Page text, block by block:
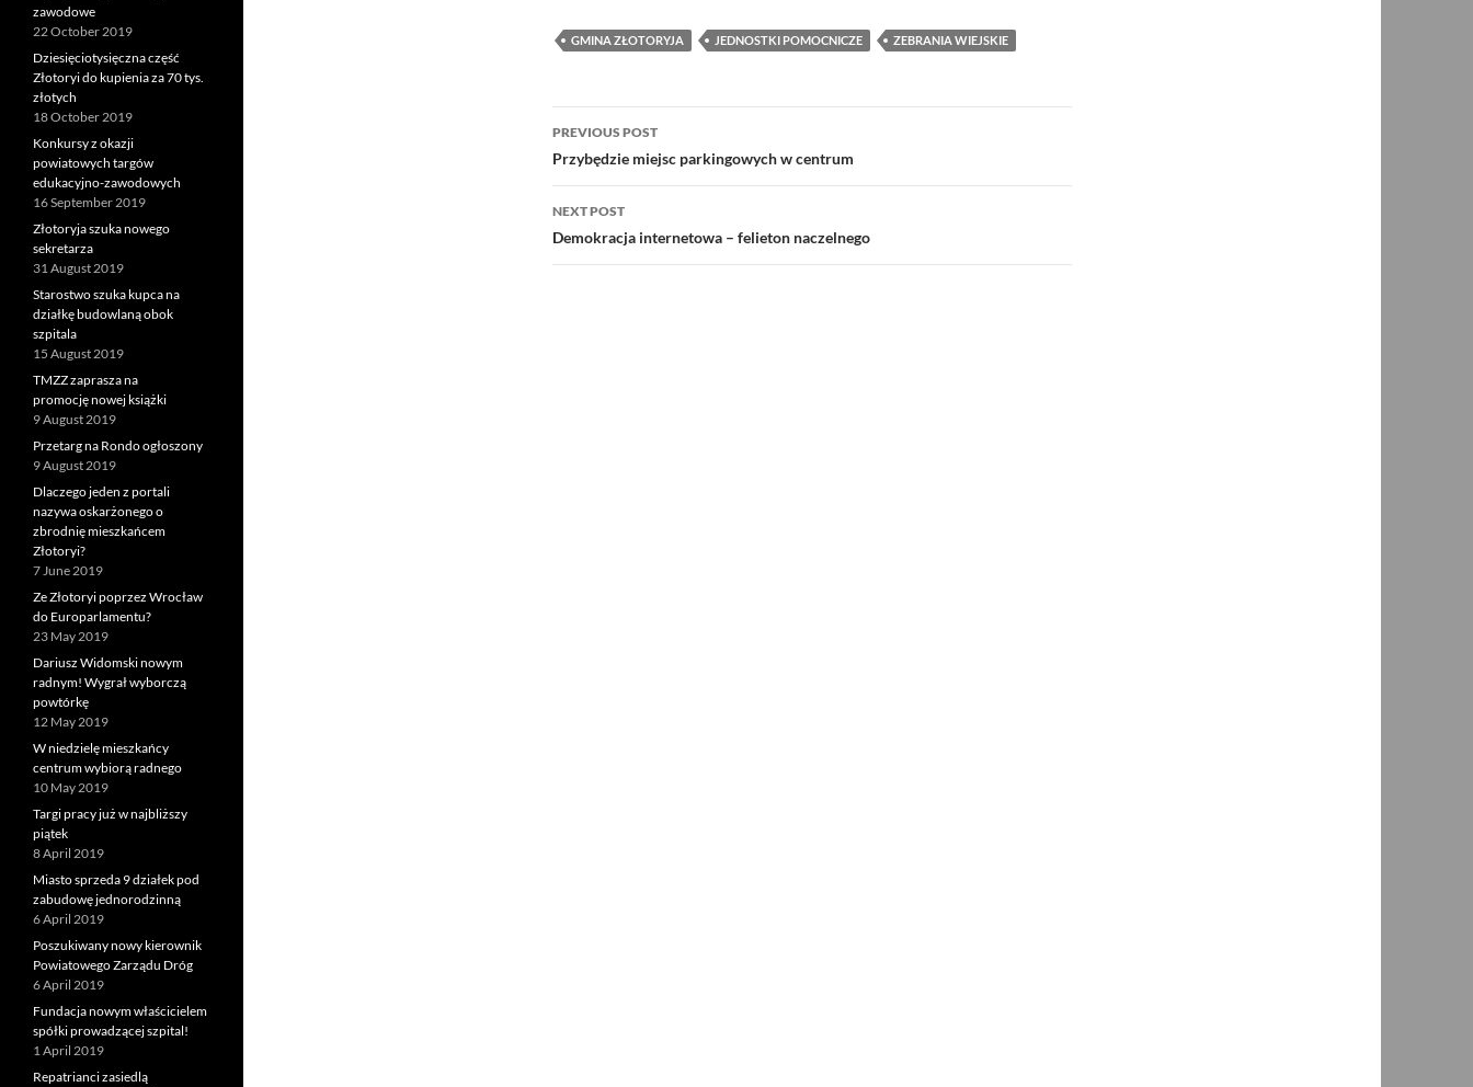
GMINA ZŁOTORYJA JEDNOSTKI POMOCNICZE ZEBRANIA WIEJSKIE
Post
navigation
PREVIOUS POST
Przybędzie miejsc parkingowych w centrum
NEXT POST
Demokracja internetowa – felieton naczelnego
zawodowe
22 October 2019
Dziesięciotysięczna część
Złotoryi do kupienia za 70 tys.
złotych
18 October 2019
Konkursy z okazji
powiatowych targów
edukacyjno-zawodowych
16 September 2019
Złotoryja szuka nowego
sekretarza
31 August 2019
Starostwo szuka kupca na
działkę budowlaną obok
szpitala
15 August 2019
TMZZ zaprasza na
promocję nowej książki
9 August 2019
Przetarg na Rondo ogłoszony
9 August 2019
Dlaczego jeden z portali
nazywa oskarżonego o
zbrodnię mieszkańcem
Złotoryi?
7 June 2019
Ze Złotoryi poprzez Wrocław
do Europarlamentu?
23 May 2019
Dariusz Widomski nowym
radnym! Wygrał wyborczą
powtórkę
12 May 2019
W niedzielę mieszkańcy
centrum wybiorą radnego
10 May 2019
Targi pracy już w najbliższy
piątek
8 April 2019
Miasto sprzeda 9 działek pod
zabudowę jednorodzinną
6 April 2019
Poszukiwany nowy kierownik
Powiatowego Zarządu Dróg
6 April 2019
Fundacja nowym właścicielem
spółki prowadzącej szpital!
1 April 2019
Repatrianci zasiedlą